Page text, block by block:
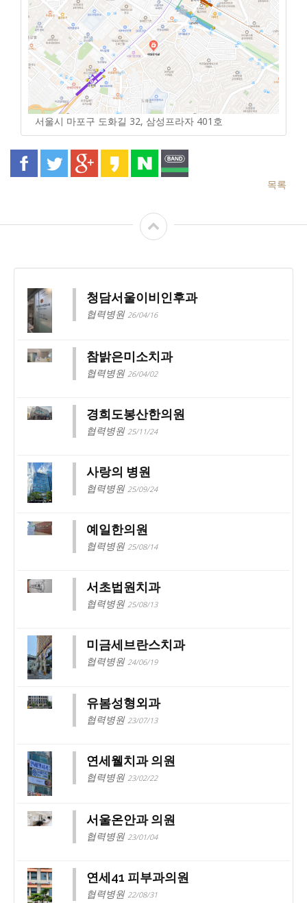
서울시 마포구 도화길 32, 삼성프라자 401호
목록
청담서울이비인후과
협력병원 26/04/16
참밝은미소치과
협력병원 26/04/02
경희도봉산한의원
협력병원 25/11/24
사랑의 병원
협력병원 25/09/24
예일한의원
협력병원 25/08/14
서초법원치과
협력병원 25/08/13
미금세브란스치과
협력병원 24/06/19
유봄성형외과
협력병원 23/07/13
연세웰치과 의원
협력병원 23/02/22
서울온안과 의원
협력병원 23/01/04
연세41 피부과의원
협력병원 22/08/31